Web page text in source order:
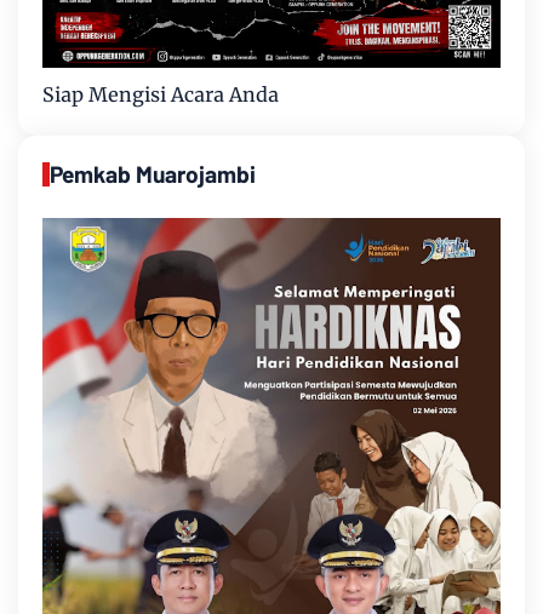
Siap Mengisi Acara Anda
Pemkab Muarojambi